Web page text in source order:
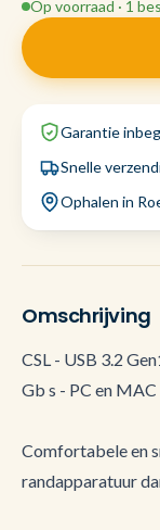
Op voorraad · 1
Garantie
Snelle
Ophalen in
Omschrijving
CSL - USB 3.2
Gb s - PC en
Comfortabele en
randapparatuur